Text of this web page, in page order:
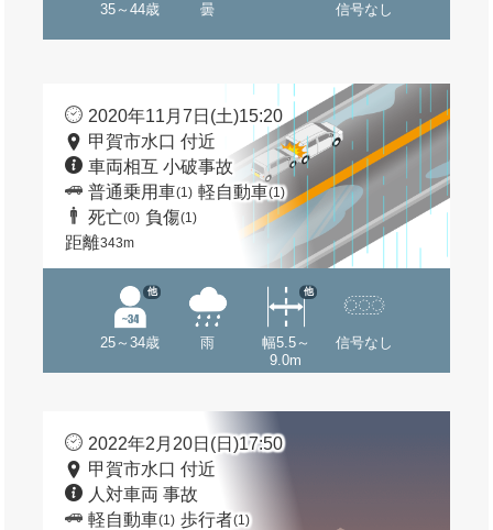
35～44歳 曇 信号なし
2020年11月7日(土)15:20
甲賀市水口 付近
車両相互 小破事故
普通乗用車(1) 軽自動車(1)
死亡(0) 負傷(1)
距離343m
25～34歳
他
雨
幅5.5～
9.0m
他
信号なし
2022年2月20日(日)17:50
甲賀市水口 付近
人対車両 事故
軽自動車(1) 歩行者(1)